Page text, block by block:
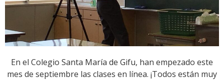
En el Colegio Santa María de Gifu, han empezado este
mes de septiembre las clases en línea. ¡Todos están muy